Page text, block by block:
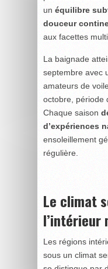
un équilibre
douceur
aux facettes
La baignade
septembre avec
amateurs de
octobre, période
Chaque saison
d’expériences
ensoleillement
régulière.
Le climat
l’intérieur
Les régions
sous un climat